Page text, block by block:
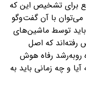
برای تشخیص این که
می‌توان با آن گفت‌وگو
باید توسط ماشین‌های
رفته‌اند که اصل
روبه‌رشد رفاه هوش
و چه زمانی باید به